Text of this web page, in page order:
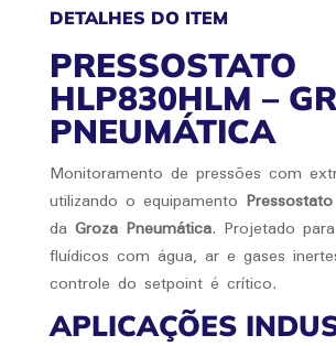
DETALHES DO ITEM
PRESSOSTATO
HLP830HLM –
PNEUMÁTICA
Monitoramento de pressões com
utilizando o equipamento
da Groza Pneumática. Projetado
fluídicos com água, ar e gases
controle do setpoint é crítico.
APLICAÇÕES